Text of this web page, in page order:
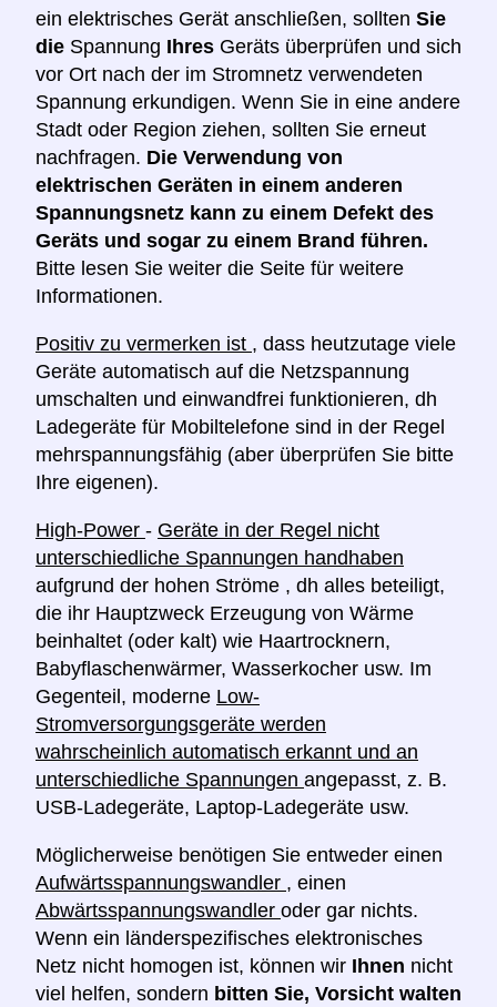
ein elektrisches Gerät anschließen, sollten Sie
die Spannung Ihres Geräts überprüfen und sich
vor Ort nach der im Stromnetz verwendeten
Spannung erkundigen. Wenn Sie in eine andere
Stadt oder Region ziehen, sollten Sie erneut
nachfragen. Die Verwendung von
elektrischen Geräten in einem anderen
Spannungsnetz kann zu einem Defekt des
Geräts und sogar zu einem Brand führen.
Bitte lesen Sie weiter die Seite für weitere
Informationen.
Positiv zu vermerken ist , dass heutzutage viele
Geräte automatisch auf die Netzspannung
umschalten und einwandfrei funktionieren, dh
Ladegeräte für Mobiltelefone sind in der Regel
mehrspannungsfähig (aber überprüfen Sie bitte
Ihre eigenen).
High-Power - Geräte in der Regel nicht
unterschiedliche Spannungen handhaben
aufgrund der hohen Ströme , dh alles beteiligt,
die ihr Hauptzweck Erzeugung von Wärme
beinhaltet (oder kalt) wie Haartrocknern,
Babyflaschenwärmer, Wasserkocher usw. Im
Gegenteil, moderne Low-
Stromversorgungsgeräte werden
wahrscheinlich automatisch erkannt und an
unterschiedliche Spannungen angepasst, z. B.
USB-Ladegeräte, Laptop-Ladegeräte usw.
Möglicherweise benötigen Sie entweder einen
Aufwärtsspannungswandler , einen
Abwärtsspannungswandler oder gar nichts.
Wenn ein länderspezifisches elektronisches
Netz nicht homogen ist, können wir Ihnen nicht
viel helfen, sondern bitten Sie, Vorsicht walten